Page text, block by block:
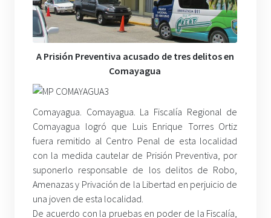
A Prisión Preventiva acusado de tres delitos en
Comayagua
Comayagua. Comayagua. La Fiscalía Regional de
Comayagua logró que Luis Enrique Torres Ortiz
fuera remitido al Centro Penal de esta localidad
con la medida cautelar de Prisión Preventiva, por
suponerlo responsable de los delitos de Robo,
Amenazas y Privación de la Libertad en perjuicio de
una joven de esta localidad.
De acuerdo con la pruebas en poder de la Fiscalía,